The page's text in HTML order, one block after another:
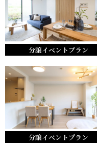
分譲イベントプラン
分譲イベントプラン